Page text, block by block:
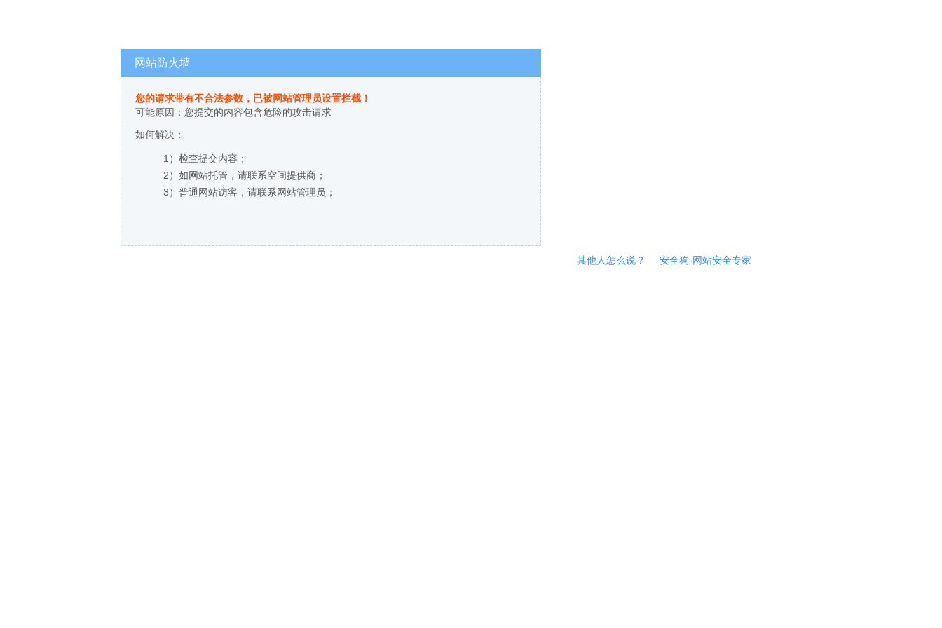
网站防火墙
您的请求带有不合法参数，已被网站管理员设置拦截！
可能原因：您提交的内容包含危险的攻击请求
如何解决：
1）检查提交内容；
2）如网站托管，请联系空间提供商；
3）普通网站访客，请联系网站管理员；
其他人怎么说？ 安全狗-网站安全专家